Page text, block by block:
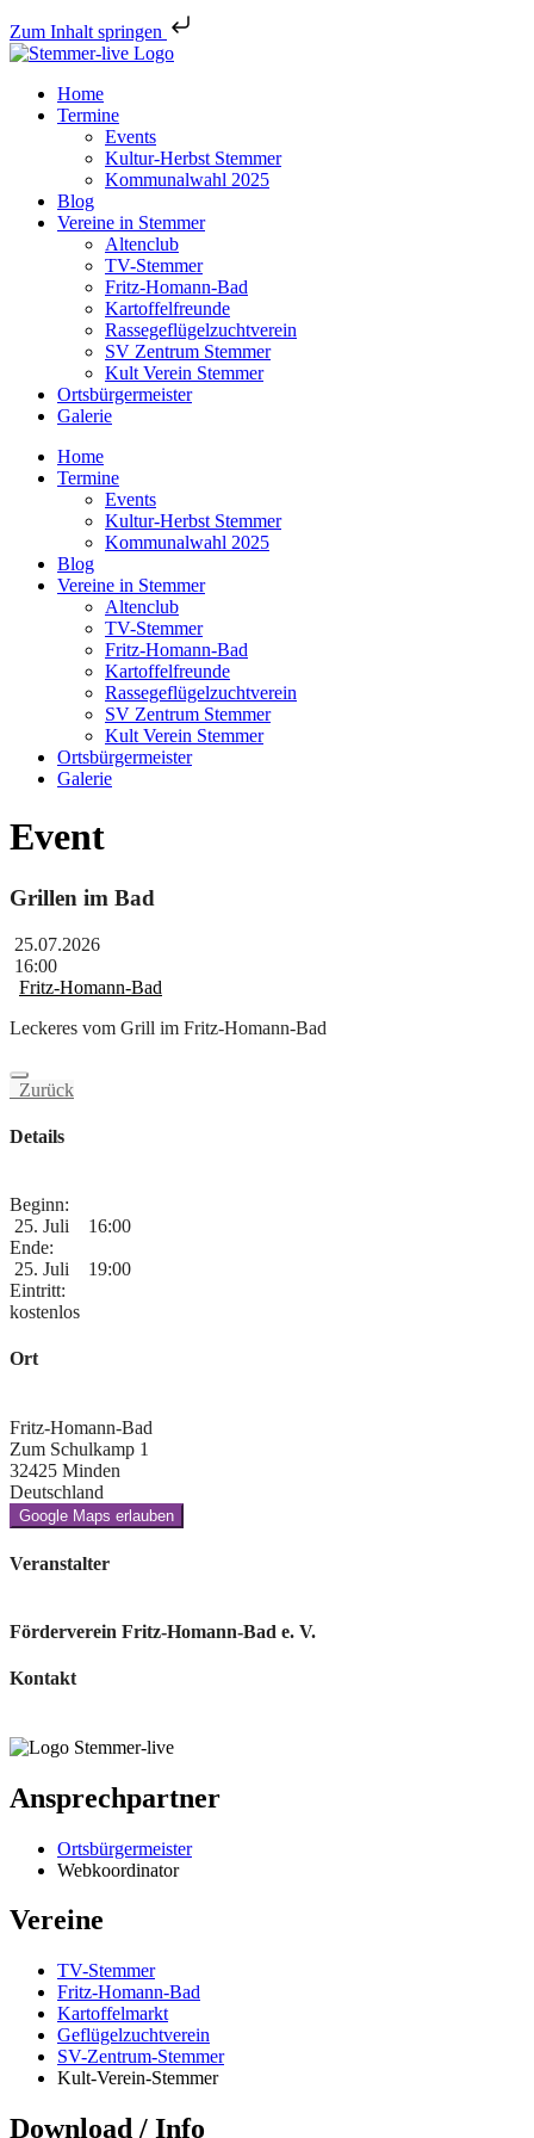
Zum Inhalt springen
Home
Termine
Events
Kultur-Herbst Stemmer
Kommunalwahl 2025
Blog
Vereine in Stemmer
Altenclub
TV-Stemmer
Fritz-Homann-Bad
Kartoffelfreunde
Rassegeflügelzuchtverein
SV Zentrum Stemmer
Kult Verein Stemmer
Ortsbürgermeister
Galerie
Home
Termine
Events
Kultur-Herbst Stemmer
Kommunalwahl 2025
Blog
Vereine in Stemmer
Altenclub
TV-Stemmer
Fritz-Homann-Bad
Kartoffelfreunde
Rassegeflügelzuchtverein
SV Zentrum Stemmer
Kult Verein Stemmer
Ortsbürgermeister
Galerie
Event
Grillen im Bad
25.07.2026
16:00
Fritz-Homann-Bad
Leckeres vom Grill im Fritz-Homann-Bad
Zurück
Details
Beginn:
25. Juli
16:00
Ende:
25. Juli
19:00
Eintritt:
kostenlos
Ort
Fritz-Homann-Bad
Zum Schulkamp 1
32425 Minden
Deutschland
Google Maps erlauben
Veranstalter
Förderverein Fritz-Homann-Bad e. V.
Kontakt
Ansprechpartner
Ortsbürgermeister
Webkoordinator
Vereine
TV-Stemmer
Fritz-Homann-Bad
Kartoffelmarkt
Geflügelzuchtverein
SV-Zentrum-Stemmer
Kult-Verein-Stemmer
Download / Info